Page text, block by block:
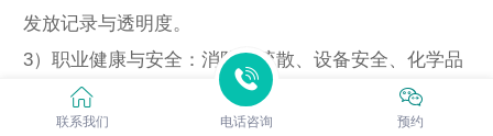
发放记录与透明度。
3）职业健康与安全：消防与疏散、设备安全、化学品
管理、PPE、防护培训、工伤与职业病预防。
联系我们 电话咨询 预约